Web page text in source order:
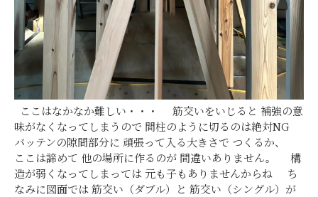
ここはなかなか難しい・・・ 筋交いをいじると 補強の意
味がなくなってしまうので 間柱のように切るのは絶対NG
バッテンの隙間部分に 頑張って入る大きさで つくるか、
ここは諦めて 他の場所に作るのが 間違いありません。 構
造が弱くなってしまっては 元も子もありませんからね ち
なみに図面では 筋交い（ダブル）と 筋交い（シングル）が